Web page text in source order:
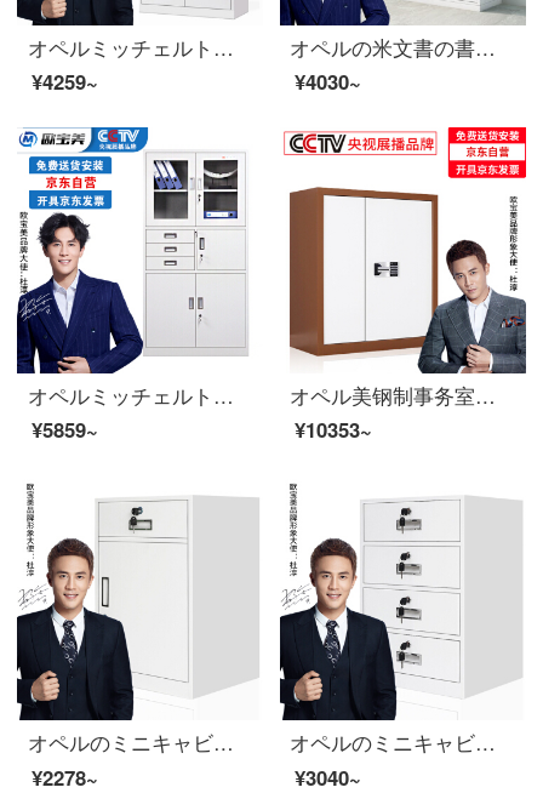
オペルミッチェルトオフィスキャビネット鋼製のブリーフィングキャビネットのアーカイブキャビネットは5つのセクションに分かれています。
¥4259~
オペルの米文書の書類の執務する証明の箱の鉄の皮の鋼の事務室の財務室の鉄の箱
¥4030~
オペルミッチェルトのオフィスキャビネットの鋼製の鉄の皮の箱の資料の箱の書類棚の保管棚の偏りの三保のチエストの厚い金
¥5859~
オペル美钢制事务室チャイスト电子暗号ロックチェスト资料保険箱カレーホワイト
¥10353~
オペルのミニキャビネットのファイルキャビネットのチェイトテーブルの下にあるテーブルの活动棚の钢制ナイトテ-ブルの一斗一门
¥2278~
オペルのミニキャビネットのファイルキャビネットのチェストテーブルの下にあるイベントキャビネットのスチール制ナイトの四斗キャビネット
¥3040~